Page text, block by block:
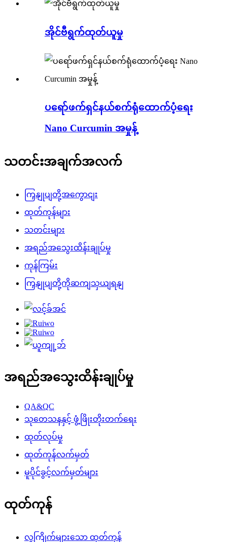
အိုင်ဗီရွက်ထုတ်ယူမှု
ပရော်ဖက်ရှင်နယ်စက်ရုံထောက်ပံ့ရေး
Nano Curcumin အမှုန့်
သတင်းအချက်အလက်
ကြှနျုပျတို့အကွောငျး
ထုတ်ကုန်များ
သတင်းများ
အရည်အသွေးထိန်းချုပ်မှု
ကုန်ကြမ်း
ကြှနျုပျတို့ကိုဆကျသှယျရနျ
အရည်အသွေးထိန်းချုပ်မှု
QA&QC
သုတေသနနှင့် ဖွံ့ဖြိုးတိုးတက်ရေး
ထုတ်လုပ်မှု
ထုတ်ကုန်လက်မှတ်
မူပိုင်ခွင့်လက်မှတ်များ
ထုတ်ကုန်
လူကြိုက်များသော ထုတ်ကုန်